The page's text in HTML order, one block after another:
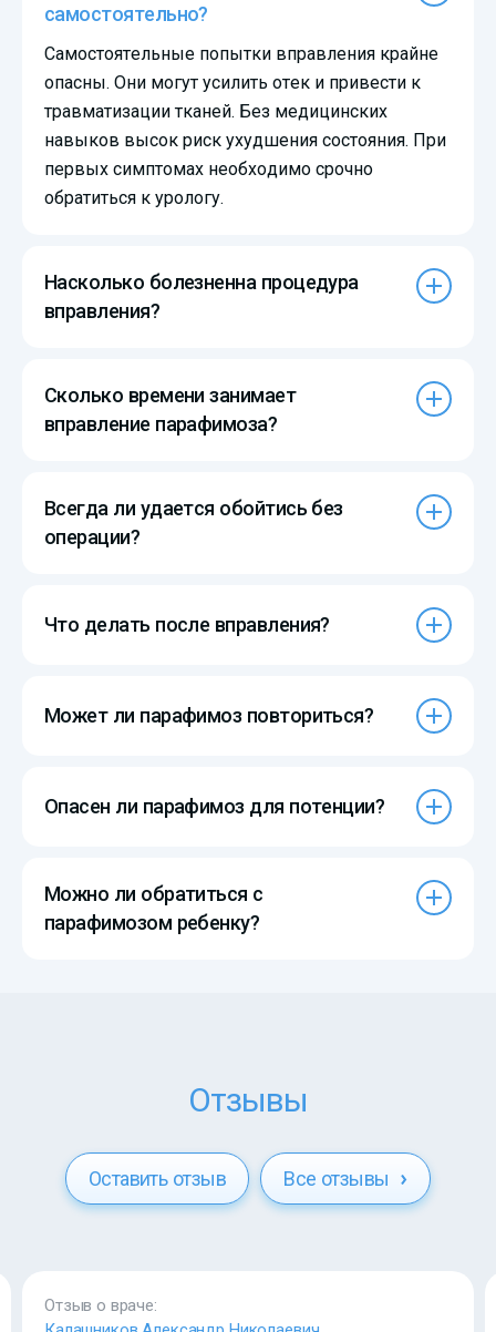
самостоятельно?
Самостоятельные попытки вправления крайне
опасны. Они могут усилить отек и привести к
травматизации тканей. Без медицинских
навыков высок риск ухудшения состояния. При
первых симптомах необходимо срочно
обратиться к урологу.
Насколько болезненна процедура
вправления?
Сколько времени занимает
вправление парафимоза?
Всегда ли удается обойтись без
операции?
Что делать после вправления?
Может ли парафимоз повториться?
Опасен ли парафимоз для потенции?
Можно ли обратиться с
парафимозом ребенку?
Отзывы
Оставить отзыв Все отзывы
Отзыв о враче: